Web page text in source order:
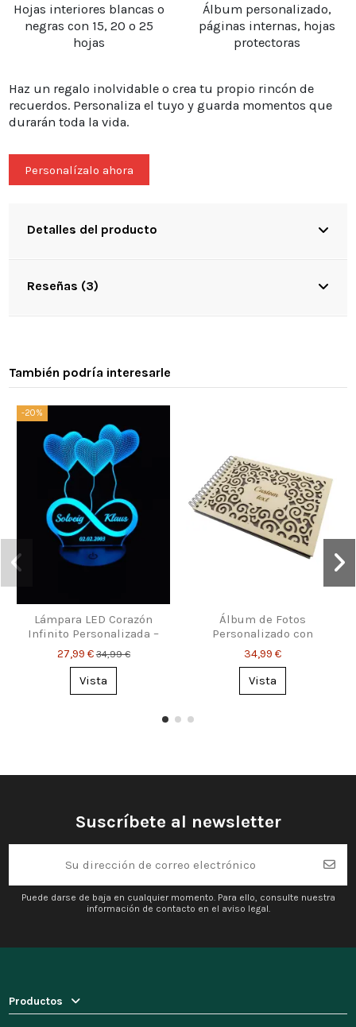
Hojas interiores blancas o
negras con 15, 20 o 25
hojas
Álbum personalizado,
páginas internas, hojas
protectoras
Haz un regalo inolvidable o crea tu propio rincón de
recuerdos. Personaliza el tuyo y guarda momentos que
durarán toda la vida.
Personalízalo ahora
Detalles del producto
Reseñas (3)
También podría interesarle
-20%
Lámpara LED Corazón
Infinito Personalizada –
Nombres & Fecha
27,99 €34,99 €
Vista
Álbum de Fotos
Personalizado con
Portada de Madera
Calada
34,99 €
Vista
Suscríbete al newsletter
Puede darse de baja en cualquier momento. Para ello, consulte nuestra
información de contacto en el aviso legal.
Productos